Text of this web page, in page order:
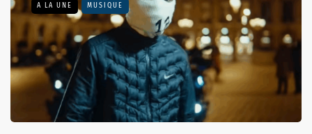
A LA UNE MUSIQUE